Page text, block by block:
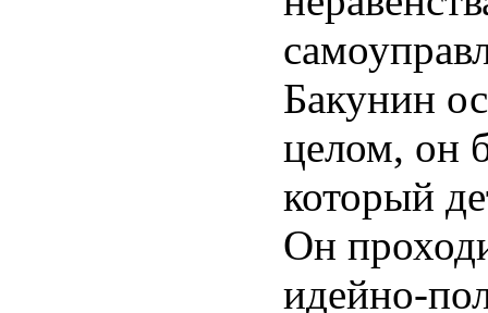
Бакунин
целом, он
который
Он
идейно-